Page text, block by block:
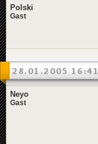
Polski
Gast
28.01.2005 16:41
Neyo
Gast